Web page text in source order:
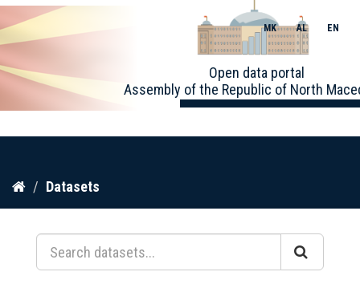
Skip
content
Open data portal
Assembly of the Republic of North
MK AL EN
Datasets